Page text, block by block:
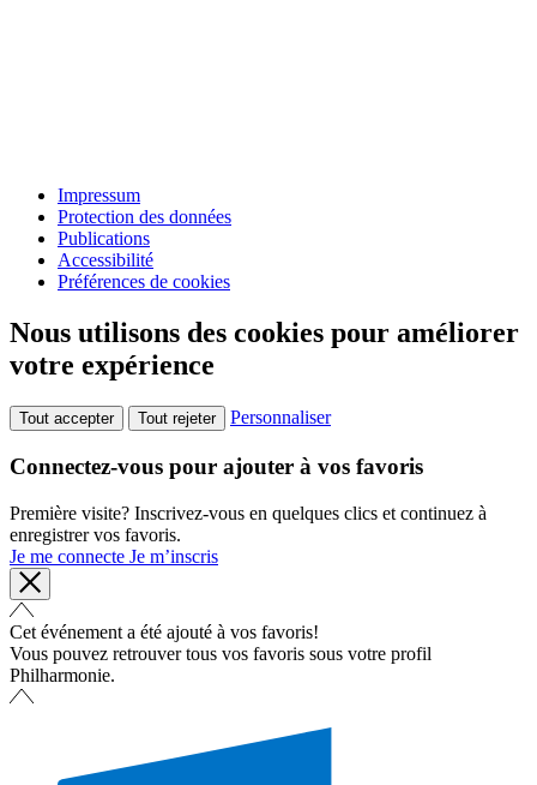
Impressum
Protection des données
Publications
Accessibilité
Préférences de cookies
Nous utilisons des cookies pour améliorer
votre expérience
Tout accepter Tout rejeter Personnaliser
Connectez-vous pour ajouter à vos favoris
Première visite? Inscrivez-vous en quelques clics et continuez à
enregistrer vos favoris.
Je me connecte Je m’inscris
Cet événement a été ajouté à vos favoris!
Vous pouvez retrouver tous vos favoris sous votre profil
Philharmonie.